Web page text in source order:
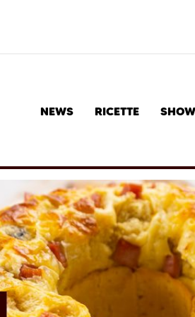
NEWS RICETTE SHOW